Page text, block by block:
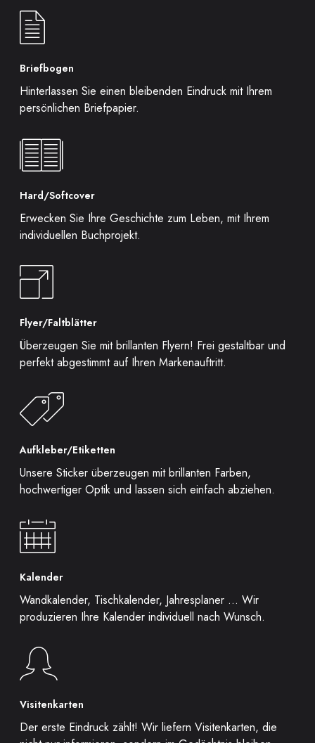
Briefbogen
Hinterlassen Sie einen bleibenden Eindruck mit Ihrem
persönlichen Briefpapier.
Hard/Softcover
Erwecken Sie Ihre Geschichte zum Leben, mit Ihrem
individuellen Buchprojekt.
Flyer/Faltblätter
Überzeugen Sie mit brillanten Flyern! Frei gestaltbar und
perfekt abgestimmt auf Ihren Markenauftritt.
Aufkleber/Etiketten
Unsere Sticker überzeugen mit brillanten Farben,
hochwertiger Optik und lassen sich einfach abziehen.
Kalender
Wandkalender, Tischkalender, Jahresplaner … Wir
produzieren Ihre Kalender individuell nach Wunsch.
Visitenkarten
Der erste Eindruck zählt! Wir liefern Visitenkarten, die